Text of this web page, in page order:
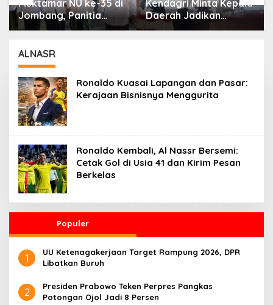
Muktamar NU ke-35 di
Jombang, Panitia
Siagakan 3 Posko
Kendagri Minta Kepala
Daerah Jadikan
Koperasi Merah Putih
ALNASR
Ronaldo Kuasai Lapangan dan Pasar:
Kerajaan Bisnisnya Menggurita
Ronaldo Kembali, Al Nassr Bersemi:
Cetak Gol di Usia 41 dan Kirim Pesan
Berkelas
Populer
1
UU Ketenagakerjaan Target Rampung 2026, DPR
Libatkan Buruh
2
Presiden Prabowo Teken Perpres Pangkas
Potongan Ojol Jadi 8 Persen